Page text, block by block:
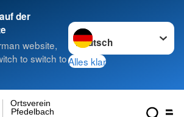
der
website,
to switch to
Sprache wechseln zu
Alles klar
Pfedelbach
Ortsverein